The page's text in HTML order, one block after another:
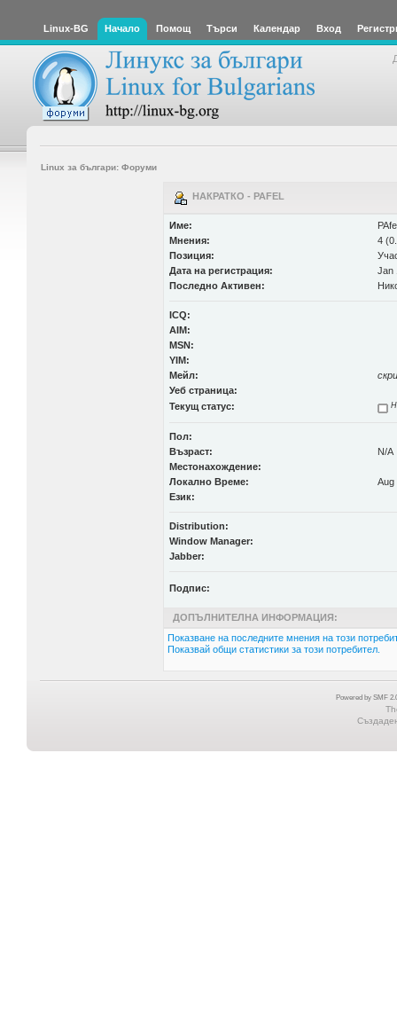
Linux-BG Начало Помощ Търси Календар Вход
Linux за българи: Форуми
НАКРАТКО - PAFEL
Име:
Мнения:
4
Позиция:
Дата на регистрация:
Jan
Последно Активен:
ICQ:
AIM:
MSN:
YIM:
Мейл:
Уеб страница:
Текущ статус:
Пол:
Възраст:
N/A
Местонахождение:
Локално Време:
Aug
Език:
Distribution:
Window Manager:
Jabber:
Подпис:
ДОПЪЛНИТЕЛНА ИНФОРМАЦИЯ:
Показване на последните мнения на този
Показвай общи статистики за този потребител.
Powered by SMF